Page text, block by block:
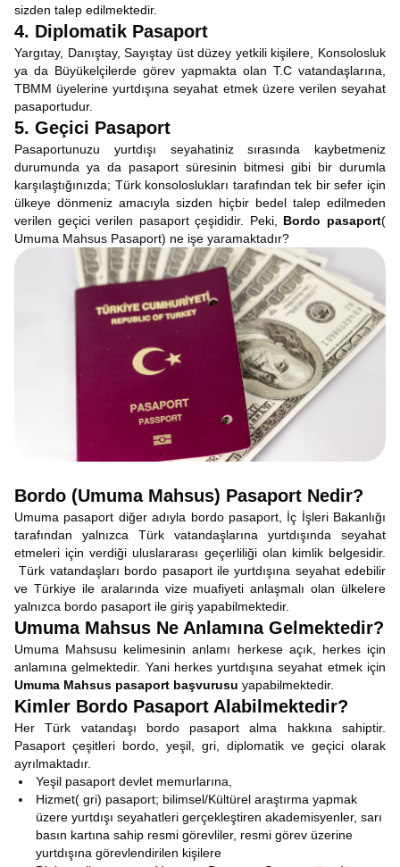
sizden talep edilmektedir.
4. Diplomatik Pasaport
Yargıtay, Danıştay, Sayıştay üst düzey yetkili kişilere, Konsolosluk
ya da Büyükelçilerde görev yapmakta olan T.C vatandaşlarına,
TBMM üyelerine yurtdışına seyahat etmek üzere verilen seyahat
pasaportudur.
5. Geçici Pasaport
Pasaportunuzu yurtdışı seyahatiniz sırasında kaybetmeniz
durumunda ya da pasaport süresinin bitmesi gibi bir durumla
karşılaştığınızda; Türk konsoloslukları tarafından tek bir sefer için
ülkeye dönmeniz amacıyla sizden hiçbir bedel talep edilmeden
verilen geçici verilen pasaport çeşididir. Peki, Bordo pasaport(
Umuma Mahsus Pasaport) ne işe yaramaktadır?
Bordo (Umuma Mahsus) Pasaport Nedir?
Umuma pasaport diğer adıyla bordo pasaport, İç İşleri Bakanlığı
tarafından yalnızca Türk vatandaşlarına yurtdışında seyahat
etmeleri için verdiği uluslararası geçerliliği olan kimlik belgesidir.
Türk vatandaşları bordo pasaport ile yurtdışına seyahat edebilir
ve Türkiye ile aralarında vize muafiyeti anlaşmalı olan ülkelere
yalnızca bordo pasaport ile giriş yapabilmektedir.
Umuma Mahsus Ne Anlamına Gelmektedir?
Umuma Mahsusu kelimesinin anlamı herkese açık, herkes için
anlamına gelmektedir. Yani herkes yurtdışına seyahat etmek için
Umuma Mahsus pasaport başvurusu yapabilmektedir.
Kimler Bordo Pasaport Alabilmektedir?
Her Türk vatandaşı bordo pasaport alma hakkına sahiptir.
Pasaport çeşitleri bordo, yeşil, gri, diplomatik ve geçici olarak
ayrılmaktadır.
Yeşil pasaport devlet memurlarına,
Hizmet( gri) pasaport; bilimsel/Kültürel araştırma yapmak
üzere yurtdışı seyahatleri gerçekleştiren akademisyenler, sarı
basın kartına sahip resmi görevliler, resmi görev üzerine
yurtdışına görevlendirilen kişilere